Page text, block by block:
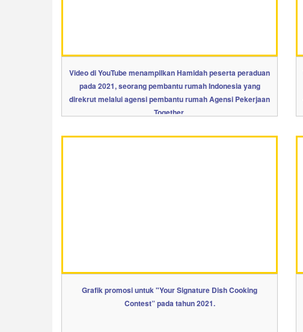
Video di YouTube menampilkan Hamidah peserta peraduan
pada 2021, seorang pembantu rumah Indonesia yang
direkrut melalui agensi pembantu rumah Agensi Pekerjaan
Together.
Grafik promosi untuk "Your Signature Dish Cooking
Contest” pada tahun 2021.